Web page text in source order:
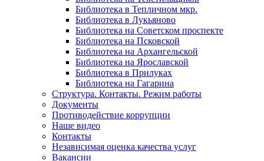
Библиотека в Тепличном мкр.
Библиотека в Лукьяново
Библиотека на Советском проспекте
Библиотека на Псковской
Библиотека на Архангельской
Библиотека на Ярославской
Библиотека в Прилуках
Библиотека на Гагарина
Структура. Контакты. Режим работы
Документы
Противодействие коррупции
Наше видео
Контакты
Независимая оценка качества услуг
Вакансии